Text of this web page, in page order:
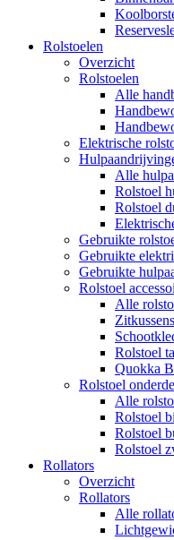
Rolstoelen
Overzicht
Rolstoelen
Alle
Elektrische
Alle
Rolstoel
Rolstoel
Gebruikte
Gebruikte
Gebruikte
Rolstoel
Alle
Zitkussens
Rolstoel
Quokka
Rolstoel
Alle
Rolstoel
Rolstoel
Rolstoel
Rollators
Overzicht
Rollators
Alle